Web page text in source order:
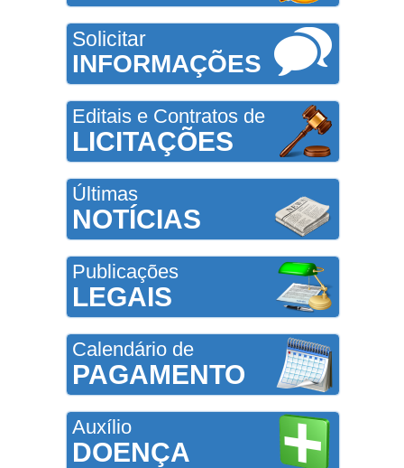
Solicitar
INFORMAÇÕES
Editais e Contratos de
LICITAÇÕES
Últimas
NOTÍCIAS
Publicações
LEGAIS
Calendário de
PAGAMENTO
Auxílio
DOENÇA